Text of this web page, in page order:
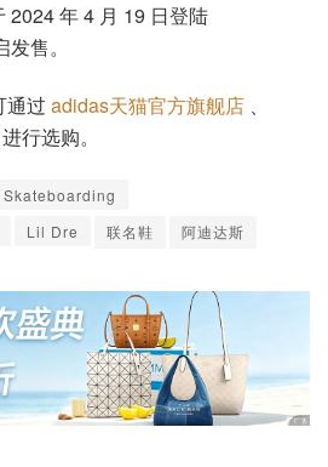
2024 年 4 月 19 日登陆
售。
通过 adidas天猫官方旗舰店 、
进行选购。
Lil Dre 联名鞋 阿迪达斯